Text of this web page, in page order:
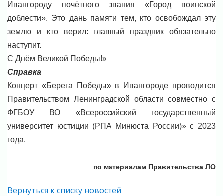
Ивангороду почётного звания «Город воинской
доблести». Это дань памяти тем, кто освобождал эту
землю и кто верил: главный праздник обязательно
наступит.
С Днём Великой Победы!»
Справка
Концерт «Берега Победы» в Ивангороде проводится
Правительством Ленинградской области совместно с
ФГБОУ ВО «Всероссийский государственный
университет юстиции (РПА Минюста России)» с 2023
года.
по материалам Правительства ЛО
Вернуться к списку новостей